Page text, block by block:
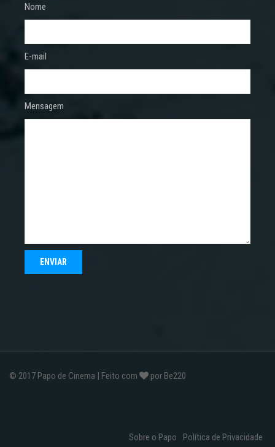
Nome
E-mail
Mensagem
© 2017 Papo de Cinema | Feito com por Be220
Sobre o Papo Política de Privacidade